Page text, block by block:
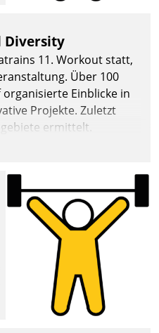
Diversity
11. Workout statt,
Über 100
Einblicke in
Projekte. Zuletzt
ermittelt.